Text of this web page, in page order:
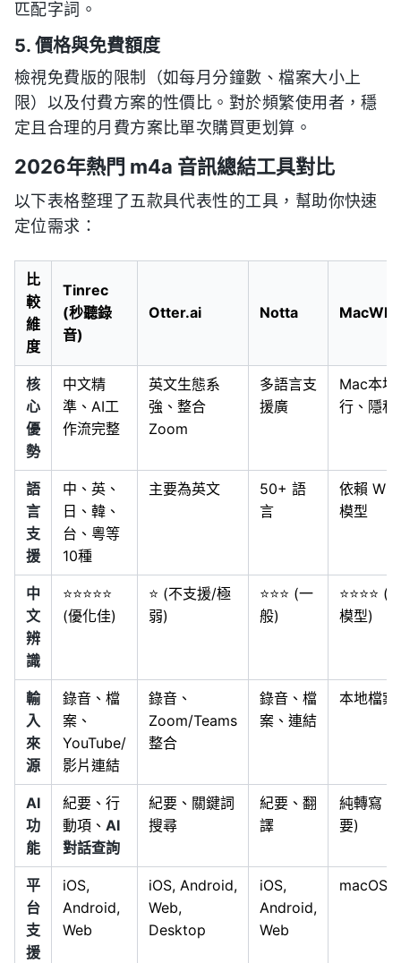
匹配字詞。
5. 價格與免費額度
檢視免費版的限制（如每月分鐘數、檔案大小上
限）以及付費方案的性價比。對於頻繁使用者，穩
定且合理的月費方案比單次購買更划算。
2026年熱門 m4a 音訊總結工具對比
以下表格整理了五款具代表性的工具，幫助你快速
定位需求：
比
較
維
度
Tinrec
(秒聽錄
音)
Otter.ai Notta
核
心
優
勢
中文精
準、AI工
作流完整
英文生態系
強、整合
Zoom
多語言支
援廣
Mac本地
行、隱私
語
言
支
援
中、英、
日、韓、
台、粵等
10種
主要為英文
50+ 語
言
依賴
模型
中
文
辨
識
⭐⭐⭐⭐⭐
(優化佳)
⭐ (不支援/極
弱)
⭐⭐⭐ (一
般)
⭐⭐⭐⭐ (
模型)
輸
入
來
源
錄音、檔
案、
YouTube/
影片連結
錄音、
Zoom/Teams
整合
錄音、檔
案、連結
本地檔案
AI
功
能
紀要、行
動項、 AI
對話查詢
紀要、關鍵詞
搜尋
紀要、翻
譯
純轉寫 (
要)
平
台
支
援
iOS,
Android,
Web
iOS, Android,
Web,
Desktop
iOS,
Android,
Web
macOS